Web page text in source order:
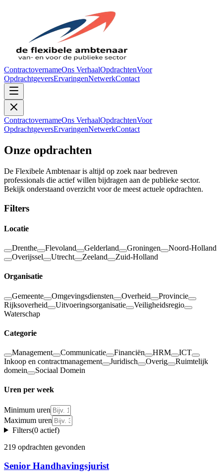
ContractovernameOns VerhaalOpdrachtenVoor
OpdrachtgeversErvaringenNetwerkContact
ContractovernameOns VerhaalOpdrachtenVoor
OpdrachtgeversErvaringenNetwerkContact
Onze opdrachten
De Flexibele Ambtenaar is altijd op zoek naar bedreven
professionals die actief willen bijdragen aan de publieke sector.
Bekijk onderstaand overzicht voor de meest actuele opdrachten.
Filters
Locatie
Drenthe Flevoland Gelderland Groningen
Noord-Holland
Overijssel
Utrecht Zeeland Zuid-Holland
Organisatie
Gemeente Omgevingsdiensten Overheid
Provincie
Rijksoverheid
Uitvoeringsorganisatie
Veiligheidsregio
Waterschap
Categorie
Management Communicatie Financiën HRM
ICT
Inkoop en contractmanagement
Juridisch Overig
Ruimtelijk
domein
Sociaal Domein
Uren per week
Minimum uren
Maximum uren
Filters(0actief)
219 opdrachten gevonden
Senior Handhavingsjurist